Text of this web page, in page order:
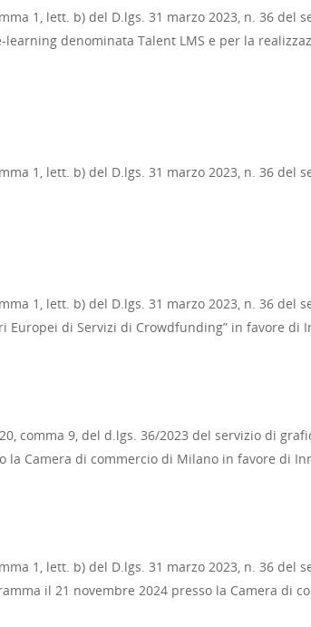
1, lett. b) del D.lgs. 31 marzo 2023, n. 36
denominata Talent LMS e per la
1, lett. b) del D.lgs. 31 marzo 2023, n. 36 del
1, lett. b) del D.lgs. 31 marzo 2023, n. 36 del
di Servizi di Crowdfunding” in favore di
comma 9, del d.lgs. 36/2023 del servizio di
Camera di commercio di Milano in favore di
1, lett. b) del D.lgs. 31 marzo 2023, n. 36 del
il 21 novembre 2024 presso la Camera di